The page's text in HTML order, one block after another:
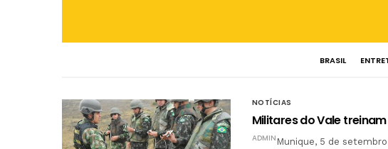
BRASIL
NOTÍCIAS
Militares do Vale
ADMIN Munique, 5 de